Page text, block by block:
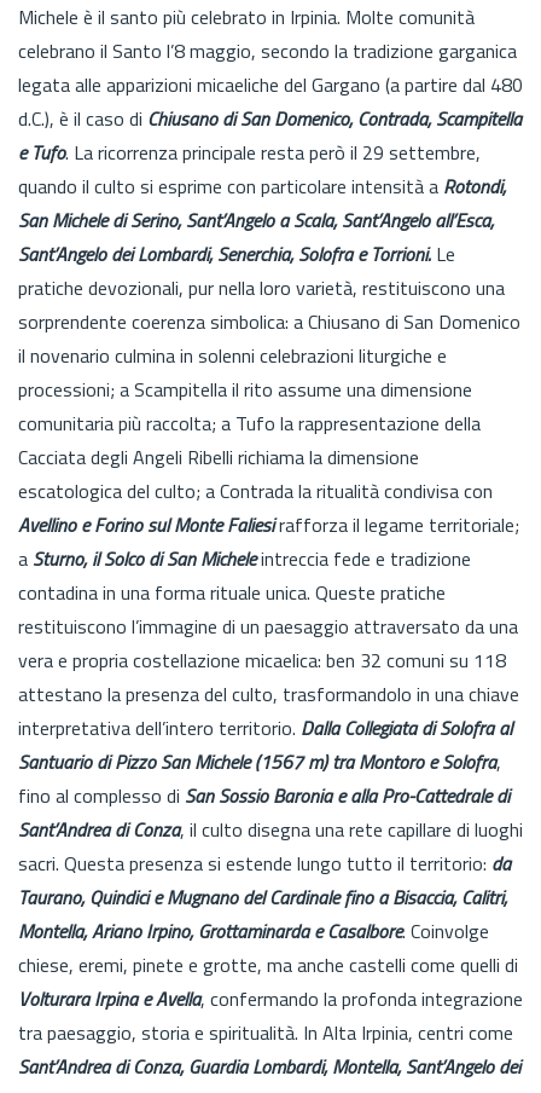
Michele è il santo più celebrato in Irpinia. Molte comunità
celebrano il Santo l’8 maggio, secondo la tradizione garganica
legata alle apparizioni micaeliche del Gargano (a partire dal 480
d.C.), è il caso di Chiusano di San Domenico, Contrada, Scampitella
e Tufo. La ricorrenza principale resta però il 29 settembre,
quando il culto si esprime con particolare intensità a Rotondi,
San Michele di Serino, Sant’Angelo a Scala, Sant’Angelo all’Esca,
Sant’Angelo dei Lombardi, Senerchia, Solofra e Torrioni. Le
pratiche devozionali, pur nella loro varietà, restituiscono una
sorprendente coerenza simbolica: a Chiusano di San Domenico
il novenario culmina in solenni celebrazioni liturgiche e
processioni; a Scampitella il rito assume una dimensione
comunitaria più raccolta; a Tufo la rappresentazione della
Cacciata degli Angeli Ribelli richiama la dimensione
escatologica del culto; a Contrada la ritualità condivisa con
Avellino e Forino sul Monte Faliesirafforza il legame territoriale;
a Sturno, il Solco di San Micheleintreccia fede e tradizione
contadina in una forma rituale unica. Queste pratiche
restituiscono l’immagine di un paesaggio attraversato da una
vera e propria costellazione micaelica: ben 32 comuni su 118
attestano la presenza del culto, trasformandolo in una chiave
interpretativa dell’intero territorio. Dalla Collegiata di Solofra al
Santuario di Pizzo San Michele (1567 m) tra Montoro e Solofra,
fino al complesso di San Sossio Baronia e alla Pro-Cattedrale di
Sant’Andrea di Conza, il culto disegna una rete capillare di luoghi
sacri. Questa presenza si estende lungo tutto il territorio: da
Taurano, Quindici e Mugnano del Cardinale fino a Bisaccia, Calitri,
Montella, Ariano Irpino, Grottaminarda e Casalbore. Coinvolge
chiese, eremi, pinete e grotte, ma anche castelli come quelli di
Volturara Irpina e Avella, confermando la profonda integrazione
tra paesaggio, storia e spiritualità. In Alta Irpinia, centri come
Sant’Andrea di Conza, Guardia Lombardi, Montella, Sant’Angelo dei